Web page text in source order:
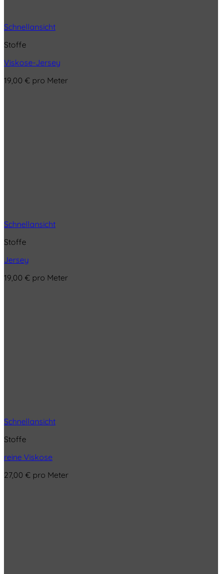
Schnellansicht
Stoffe
Viskose-Jersey
19,00 € pro Meter
Schnellansicht
Stoffe
Jersey
19,00 € pro Meter
Schnellansicht
Stoffe
reine Viskose
27,00 € pro Meter